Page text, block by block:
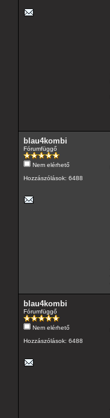
blau4kombi
Fórumfüggő
Nem elérhető
Hozzászólások: 6488
blau4kombi
Fórumfüggő
Nem elérhető
Hozzászólások: 6488